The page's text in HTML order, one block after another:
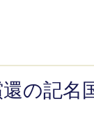
の記名